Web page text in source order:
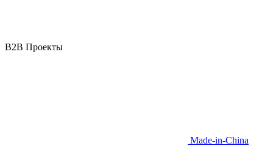
B2B Проекты
Made-in-China